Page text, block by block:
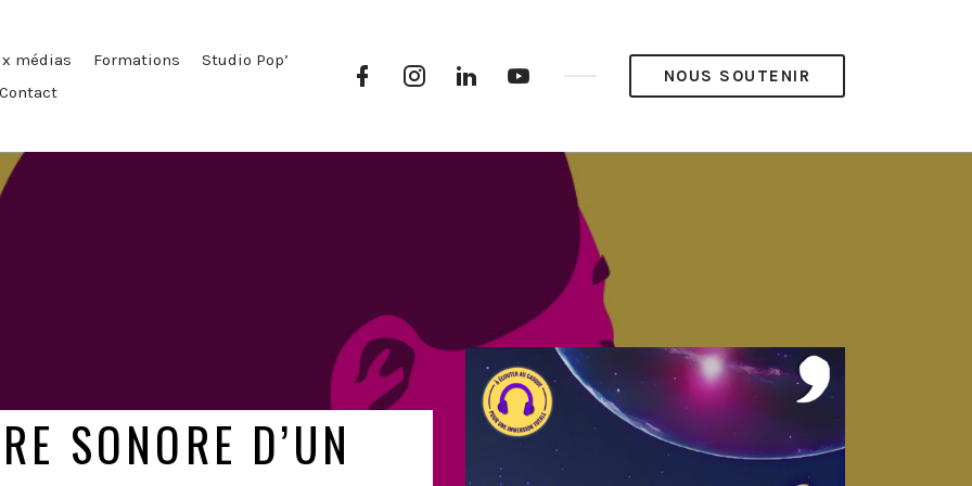
médias Formations
Studio Pop’
Contact
Facebook
Pop’
Instagram
Pop’
LinkedIn
Pop’
NOUS SOUTENIR
SONORE D’UN